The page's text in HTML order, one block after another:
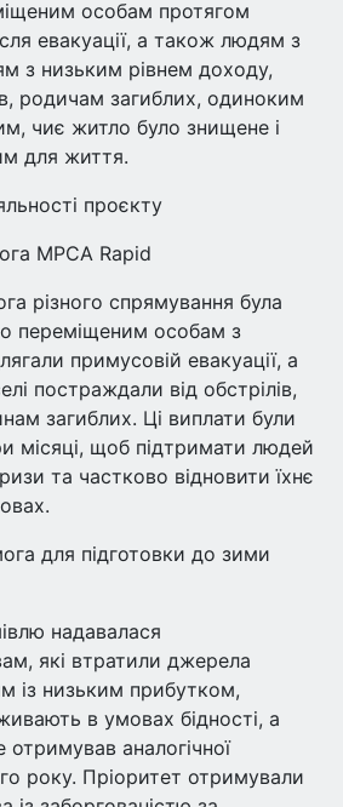
особам протягом
евакуації, а також людям з
з низьким рівнем доходу,
родичам загиблих, одиноким
чиє житло було знищене і
для життя.
проєкту
MPCA Rapid
різного спрямування була
переміщеним особам з
примусовій евакуації, а
постраждали від обстрілів,
загиблих. Ці виплати були
місяці, щоб підтримати людей
та частково відновити їхнє
для підготовки до зими
надавалася
які втратили джерела
із низьким прибутком,
в умовах бідності, а
аналогічної
року. Пріоритет отримували